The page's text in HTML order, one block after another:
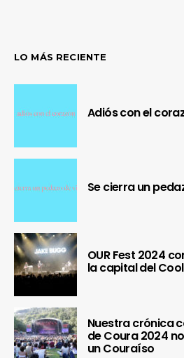
LO MÁS RECIENTE
Adiós con el
Se cierra un
OUR Fest 2024
la capital del
Nuestra crónica
de Coura 2024
un Couraíso